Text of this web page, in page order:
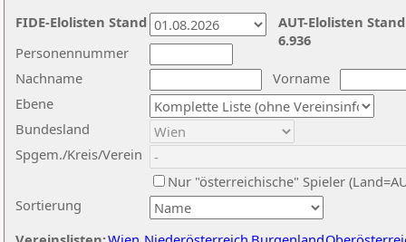
Nachname
Vorname
Ebene
Sortierung
Personennummer
Bundesland
Spgem./Kreis/Verein
Nur "österreichische" Spieler
AUT-Elolisten
6.936
FIDE-Elolisten Stand